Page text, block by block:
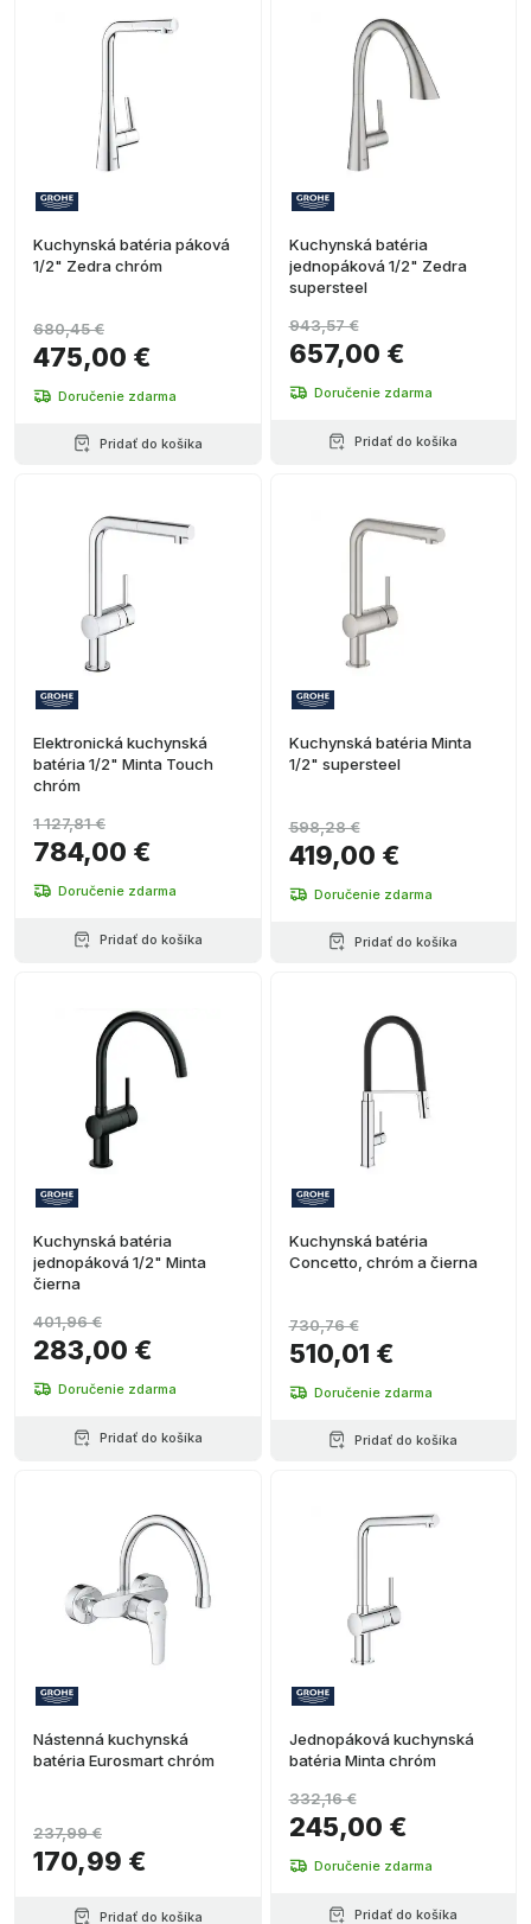
Kuchynská batéria páková
1/2" Zedra chróm
475,00 €
680,45 €
Doručenie zdarma
Pridať do košíka
Kuchynská batéria
jednopáková 1/2" Zedra
supersteel
657,00 €
943,57 €
Doručenie zdarma
Pridať do košíka
Elektronická kuchynská
batéria 1/2" Minta Touch
chróm
784,00 €
1 127,81 €
Doručenie zdarma
Pridať do košíka
Kuchynská batéria Minta
1/2" supersteel
419,00 €
598,28 €
Doručenie zdarma
Pridať do košíka
Kuchynská batéria
jednopáková 1/2" Minta
čierna
283,00 €
401,96 €
Doručenie zdarma
Pridať do košíka
Kuchynská batéria
Concetto, chróm a čierna
510,01 €
730,76 €
Doručenie zdarma
Pridať do košíka
Nástenná kuchynská
batéria Eurosmart chróm
170,99 €
237,99 €
Pridať do košíka
Jednopáková kuchynská
batéria Minta chróm
245,00 €
332,16 €
Doručenie zdarma
Pridať do košíka